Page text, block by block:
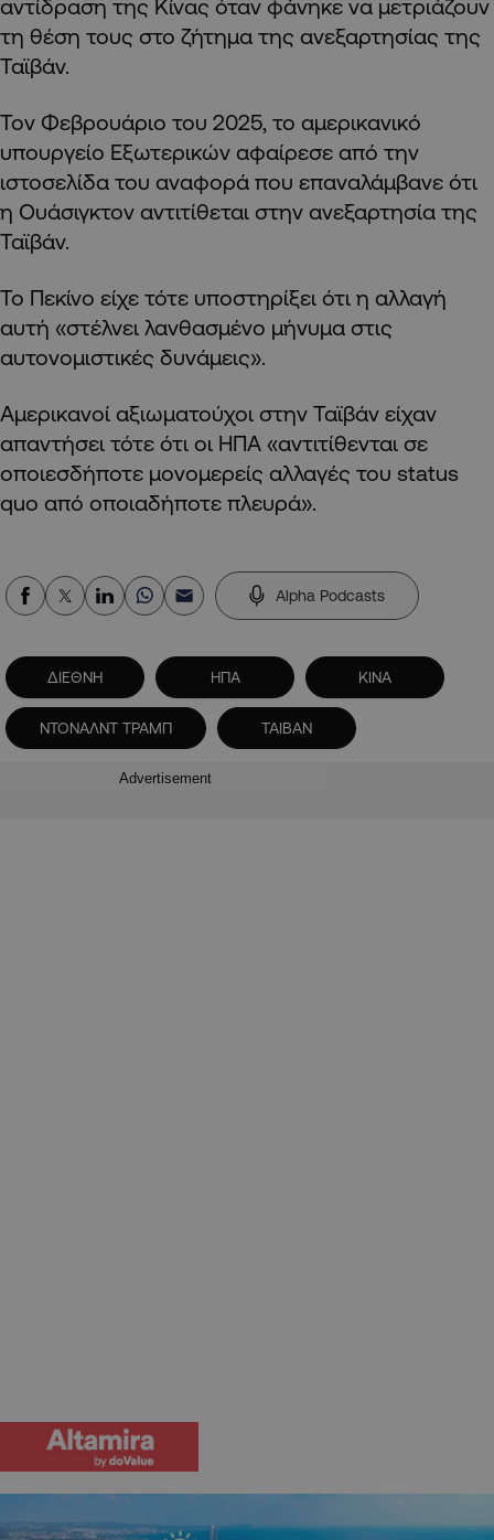
αντίδραση της Κίνας όταν φάνηκε να μετριάζουν
τη θέση τους στο ζήτημα της ανεξαρτησίας της
Ταϊβάν.
Τον Φεβρουάριο του 2025, το αμερικανικό
υπουργείο Εξωτερικών αφαίρεσε από την
ιστοσελίδα του αναφορά που επαναλάμβανε ότι
η Ουάσιγκτον αντιτίθεται στην ανεξαρτησία της
Ταϊβάν.
Το Πεκίνο είχε τότε υποστηρίξει ότι η αλλαγή
αυτή «στέλνει λανθασμένο μήνυμα στις
αυτονομιστικές δυνάμεις».
Αμερικανοί αξιωματούχοι στην Ταϊβάν είχαν
απαντήσει τότε ότι οι ΗΠΑ «αντιτίθενται σε
οποιεσδήποτε μονομερείς αλλαγές του status
quo από οποιαδήποτε πλευρά».
Alpha Podcasts
ΔΙΕΘΝΗ ΗΠΑ ΚΙΝΑ
ΝΤΟΝΑΛΝΤ ΤΡΑΜΠ ΤΑΙΒΑΝ
Advertisement